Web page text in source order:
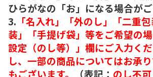
ひらがなの「お」になる場合がご
3. 「名入れ」「外のし」「二重
装」「手提げ袋」等をご希望の
設定（のし等）」欄にご入力く
し、一部の商品についてはお承
もございます。
（表記： のし不